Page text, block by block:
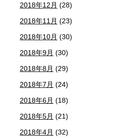
2018年12月 (28)
2018年11月 (23)
2018年10月 (30)
2018年9月 (30)
2018年8月 (29)
2018年7月 (24)
2018年6月 (18)
2018年5月 (21)
2018年4月 (32)